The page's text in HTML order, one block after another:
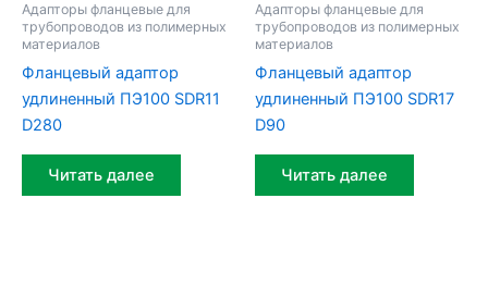
Адапторы фланцевые для
трубопроводов из полимерных
материалов
Фланцевый адаптор
удлиненный ПЭ100 SDR11
D280
Читать далее
Адапторы фланцевые для
трубопроводов из полимерных
материалов
Фланцевый адаптор
удлиненный ПЭ100 SDR17
D90
Читать далее